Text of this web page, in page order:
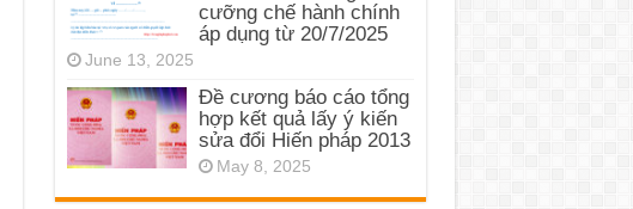
cưỡng chế hành chính
áp dụng từ 20/7/2025
June 13, 2025
Đề cương báo cáo tổng
hợp kết quả lấy ý kiến
sửa đổi Hiến pháp 2013
May 8, 2025